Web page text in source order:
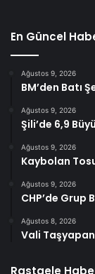
En Güncel
Ağustos 9, 2026
BM’den Batı
Ağustos 9, 2026
Şili’de 6,9
Ağustos 9, 2026
Kaybolan
Ağustos 9, 2026
CHP’de Grup
Ağustos 8, 2026
Vali
Rastgele